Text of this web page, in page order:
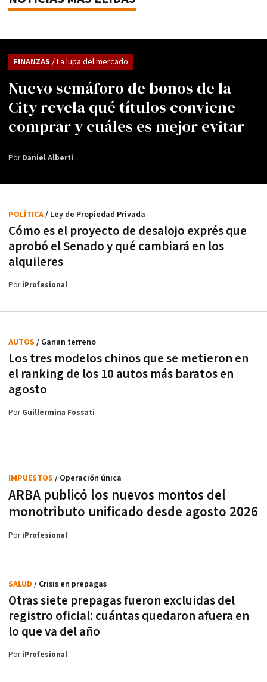
Nuevo semáforo de bonos de la
City revela qué títulos conviene
comprar y cuáles es mejor evitar
FINANZAS / La lupa del mercado
PorDaniel Alberti
Cómo es el proyecto de desalojo exprés que
aprobó el Senado y qué cambiará en los
alquileres
POLÍTICA/ Ley de Propiedad Privada
PoriProfesional
Los tres modelos chinos que se metieron en
el ranking de los 10 autos más baratos en
agosto
AUTOS / Ganan terreno
PorGuillermina Fossati
ARBA publicó los nuevos montos del
monotributo unificado desde agosto 2026
IMPUESTOS / Operación única
PoriProfesional
Otras siete prepagas fueron excluidas del
registro oficial: cuántas quedaron afuera en
lo que va del año
SALUD / Crisis en prepagas
PoriProfesional